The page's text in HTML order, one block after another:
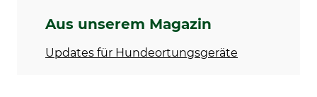
Aus unserem Magazin
Updates für Hundeortungsgeräte